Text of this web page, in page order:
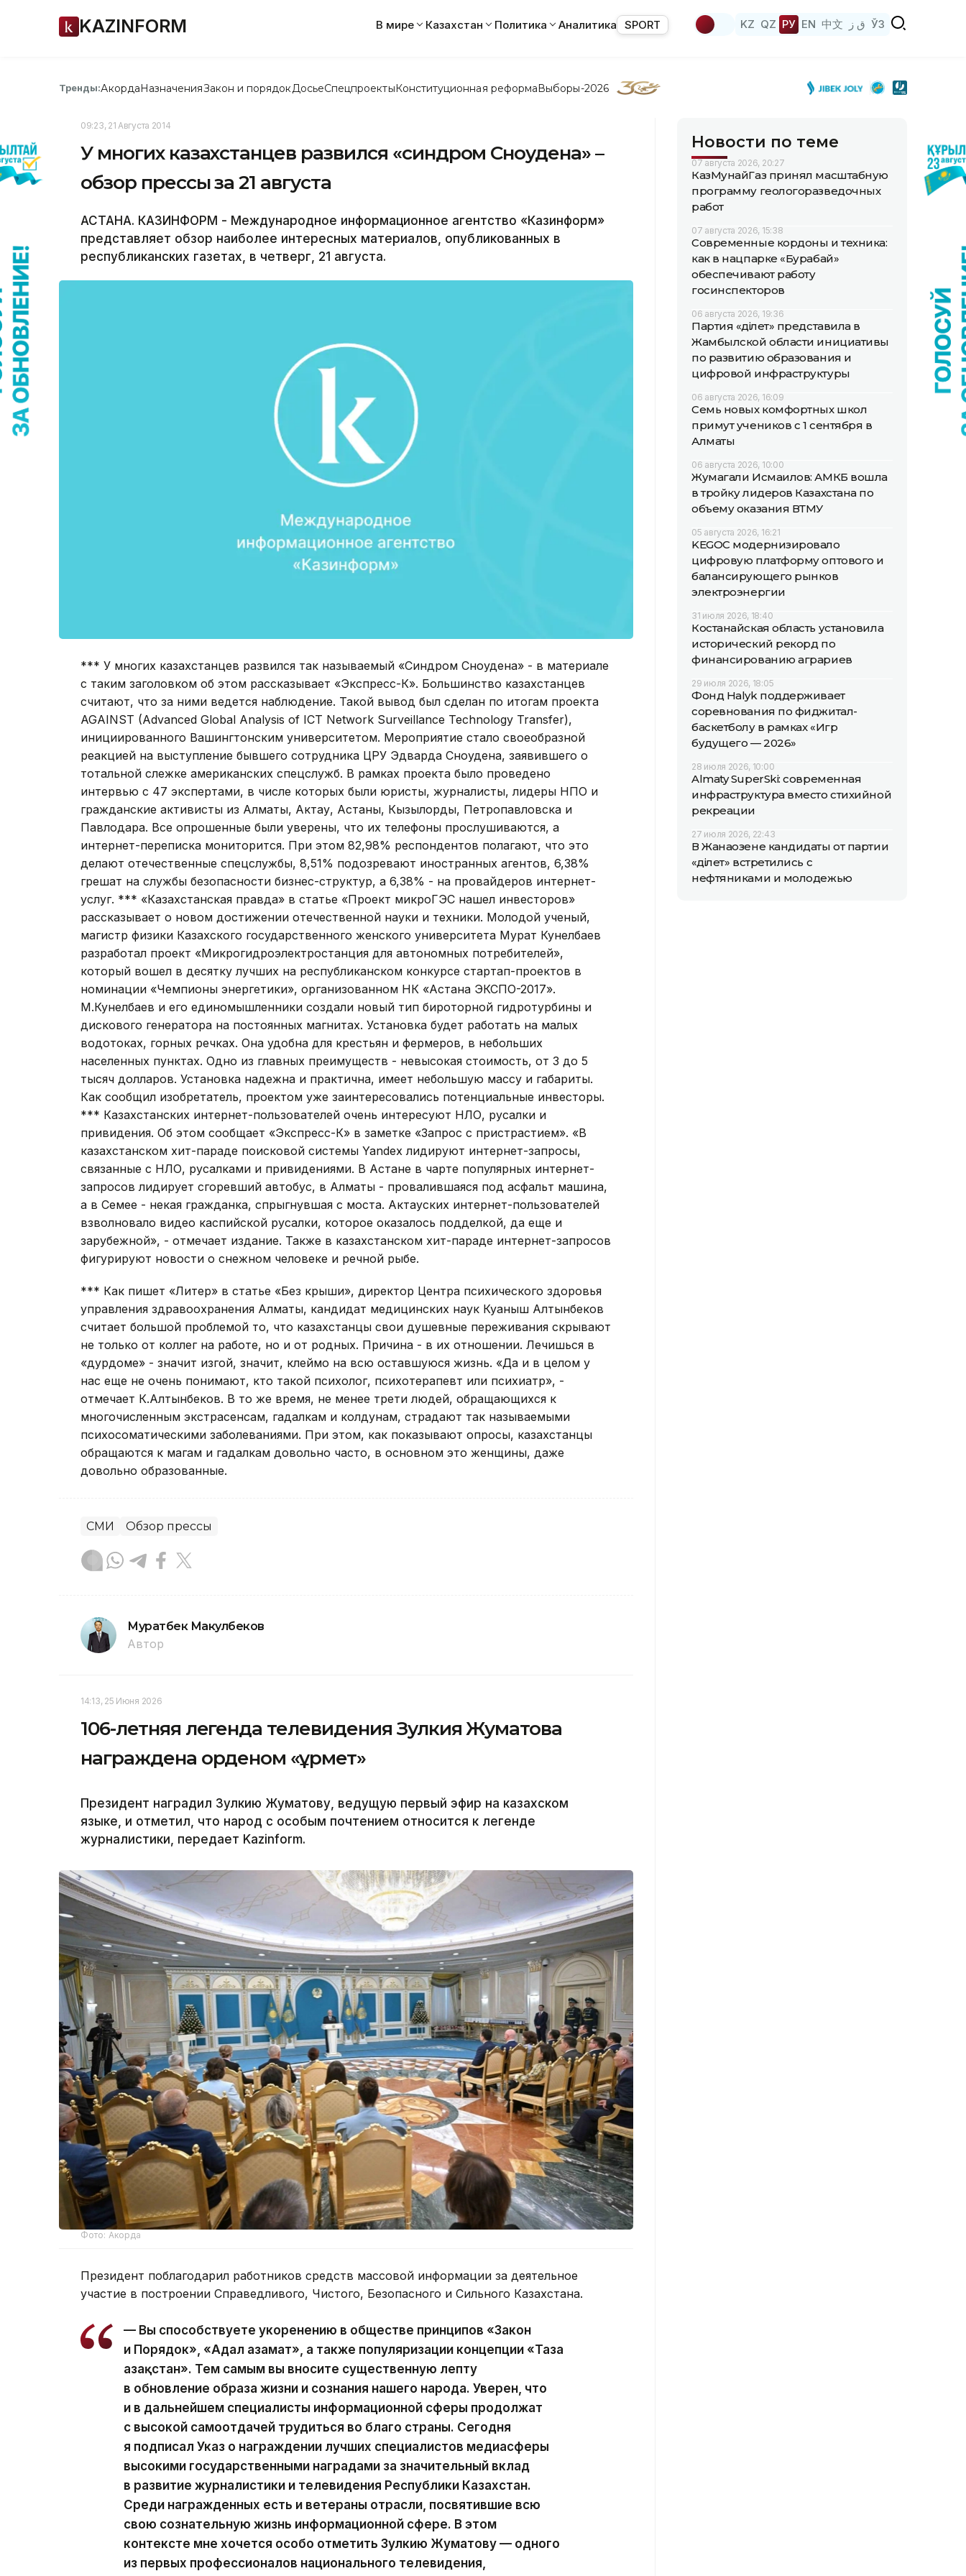
KAZINFORM В мире Казахстан Политика Аналитика SPORT KZ QZ РУ EN 中文 ق ز ЎЗ
Тренды:АкордаНазначенияЗакон и порядок ДосьеСпецпроектыКонституционная реформаВыборы-2026
09:23, 21 Августа 2014
У многих казахстанцев развился «синдром Сноудена» –
обзор прессы за 21 августа
АСТАНА. КАЗИНФОРМ - Международное информационное агентство «Казинформ»
представляет обзор наиболее интересных материалов, опубликованных в
республиканских газетах, в четверг, 21 августа.
*** У многих казахстанцев развился так называемый «Синдром Сноудена» - в материале
с таким заголовком об этом рассказывает «Экспресс-К». Большинство казахстанцев
считают, что за ними ведется наблюдение. Такой вывод был сделан по итогам проекта
AGAINST (Advanced Global Analysis of ICT Network Surveillance Technology Transfer),
инициированного Вашингтонским университетом. Мероприятие стало своеобразной
реакцией на выступление бывшего сотрудника ЦРУ Эдварда Сноудена, заявившего о
тотальной слежке американских спецслужб. В рамках проекта было проведено
интервью с 47 экспертами, в числе которых были юристы, журналисты, лидеры НПО и
гражданские активисты из Алматы, Актау, Астаны, Кызылорды, Петропавловска и
Павлодара. Все опрошенные были уверены, что их телефоны прослушиваются, а
интернет-переписка мониторится. При этом 82,98% респондентов полагают, что это
делают отечественные спецслужбы, 8,51% подозревают иностранных агентов, 6,38%
грешат на службы безопасности бизнес-структур, а 6,38% - на провайдеров интернет-
услуг. *** «Казахстанская правда» в статье «Проект микроГЭС нашел инвесторов»
рассказывает о новом достижении отечественной науки и техники. Молодой ученый,
магистр физики Казахского государственного женского университета Мурат Кунелбаев
разработал проект «Микрогидроэлектростанция для автономных потребителей»,
который вошел в десятку лучших на республиканском конкурсе стартап-проектов в
номинации «Чемпионы энергетики», организованном НК «Астана ЭКСПО-2017».
М.Кунелбаев и его единомышленники создали новый тип бироторной гидротурбины и
дискового генератора на постоянных магнитах. Установка будет работать на малых
водотоках, горных речках. Она удобна для крестьян и фермеров, в небольших
населенных пунктах. Одно из главных преимуществ - невысокая стоимость, от 3 до 5
тысяч долларов. Установка надежна и практична, имеет небольшую массу и габариты.
Как сообщил изобретатель, проектом уже заинтересовались потенциальные инвесторы.
*** Казахстанских интернет-пользователей очень интересуют НЛО, русалки и
привидения. Об этом сообщает «Экспресс-К» в заметке «Запрос с пристрастием». «В
казахстанском хит-параде поисковой системы Yandex лидируют интернет-запросы,
связанные с НЛО, русалками и привидениями. В Астане в чарте популярных интернет-
запросов лидирует сгоревший автобус, в Алматы - провалившаяся под асфальт машина,
а в Семее - некая гражданка, спрыгнувшая с моста. Актауских интернет-пользователей
взволновало видео каспийской русалки, которое оказалось подделкой, да еще и
зарубежной», - отмечает издание. Также в казахстанском хит-параде интернет-запросов
фигурируют новости о снежном человеке и речной рыбе.
*** Как пишет «Литер» в статье «Без крыши», директор Центра психического здоровья
управления здравоохранения Алматы, кандидат медицинских наук Куаныш Алтынбеков
считает большой проблемой то, что казахстанцы свои душевные переживания скрывают
не только от коллег на работе, но и от родных. Причина - в их отношении. Лечишься в
«дурдоме» - значит изгой, значит, клеймо на всю оставшуюся жизнь. «Да и в целом у
нас еще не очень понимают, кто такой психолог, психотерапевт или психиатр», -
отмечает К.Алтынбеков. В то же время, не менее трети людей, обращающихся к
многочисленным экстрасенсам, гадалкам и колдунам, страдают так называемыми
психосоматическими заболеваниями. При этом, как показывают опросы, казахстанцы
обращаются к магам и гадалкам довольно часто, в основном это женщины, даже
довольно образованные.
СМИ Обзор прессы
Муратбек Макулбеков
Автор
14:13, 25 Июня 2026
106-летняя легенда телевидения Зулкия Жуматова
награждена орденом «Құрмет»
Президент наградил Зулкию Жуматову, ведущую первый эфир на казахском
языке, и отметил, что народ с особым почтением относится к легенде
журналистики, передает Kazinform.
Фото: Акорда
Президент поблагодарил работников средств массовой информации за деятельное
участие в построении Справедливого, Чистого, Безопасного и Сильного Казахстана.
— Вы способствуете укоренению в обществе принципов «Закон
и Порядок», «Адал азамат», а также популяризации концепции «Таза
Қазақстан». Тем самым вы вносите существенную лепту
в обновление образа жизни и сознания нашего народа. Уверен, что
и в дальнейшем специалисты информационной сферы продолжат
с высокой самоотдачей трудиться во благо страны. Сегодня
я подписал Указ о награждении лучших специалистов медиасферы
высокими государственными наградами за значительный вклад
в развитие журналистики и телевидения Республики Казахстан.
Среди награжденных есть и ветераны отрасли, посвятившие всю
свою сознательную жизнь информационной сфере. В этом
контексте мне хочется особо отметить Зулкию Жуматову — одного
из первых профессионалов национального телевидения,
Новости по теме
07 августа 2026, 20:27
КазМунайГаз принял масштабную
программу геологоразведочных
работ
07 августа 2026, 15:38
Современные кордоны и техника:
как в нацпарке «Бурабай»
обеспечивают работу
госинспекторов
06 августа 2026, 19:36
Партия «Әділет» представила в
Жамбылской области инициативы
по развитию образования и
цифровой инфраструктуры
06 августа 2026, 16:09
Семь новых комфортных школ
примут учеников с 1 сентября в
Алматы
06 августа 2026, 10:00
Жумагали Исмаилов: АМКБ вошла
в тройку лидеров Казахстана по
объему оказания ВТМУ
05 августа 2026, 16:21
KEGOC модернизировало
цифровую платформу оптового и
балансирующего рынков
электроэнергии
31 июля 2026, 18:40
Костанайская область установила
исторический рекорд по
финансированию аграриев
29 июля 2026, 18:05
Фонд Halyk поддерживает
соревнования по фиджитал-
баскетболу в рамках «Игр
будущего — 2026»
28 июля 2026, 10:00
Almaty SuperSki: современная
инфраструктура вместо стихийной
рекреации
27 июля 2026, 22:43
В Жанаозене кандидаты от партии
«Әділет» встретились с
нефтяниками и молодежью